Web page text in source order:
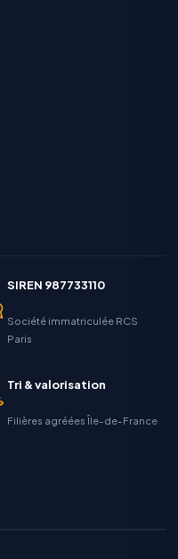
SIREN 987733110
Société immatriculée RCS
Paris
Tri & valorisation
Filières agréées Île-de-France